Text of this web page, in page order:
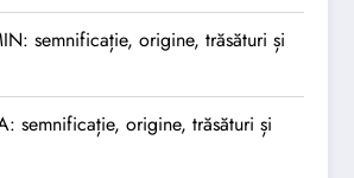
semnificație, origine, trăsături și
semnificație, origine, trăsături și